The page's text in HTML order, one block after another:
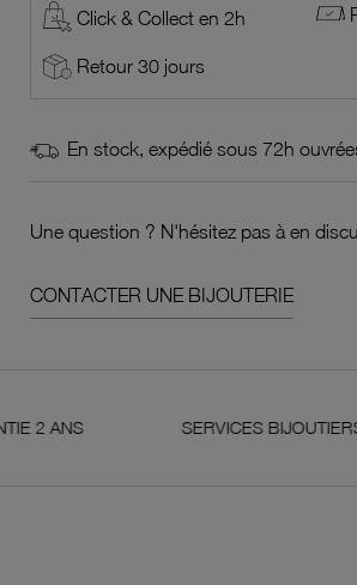
Click & Collect en 2h
Retour 30 jours
En stock, expédié sous 72h
Une question ? N'hésitez pas à en
CONTACTER UNE BIJOUTERIE
SERVICES BIJOUTIERS ET